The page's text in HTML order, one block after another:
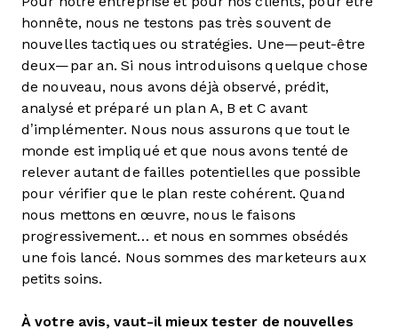
honnête, nous ne testons pas très souvent de
nouvelles tactiques ou stratégies. Une—peut-être
deux—par an. Si nous introduisons quelque chose
de nouveau, nous avons déjà observé, prédit,
analysé et préparé un plan A, B et C avant
d’implémenter. Nous nous assurons que tout le
monde est impliqué et que nous avons tenté de
relever autant de failles potentielles que possible
pour vérifier que le plan reste cohérent. Quand
nous mettons en œuvre, nous le faisons
progressivement… et nous en sommes obsédés
une fois lancé. Nous sommes des marketeurs aux
petits soins.
À votre avis, vaut-il mieux tester de nouvelles